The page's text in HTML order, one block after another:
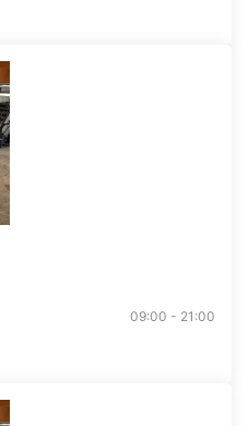
09:00 - 21:00